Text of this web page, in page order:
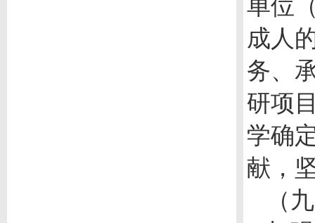
单位
成人
务、
研项
学确
献，
（